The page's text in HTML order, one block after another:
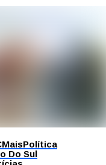
MaisPolítica
Do Sul